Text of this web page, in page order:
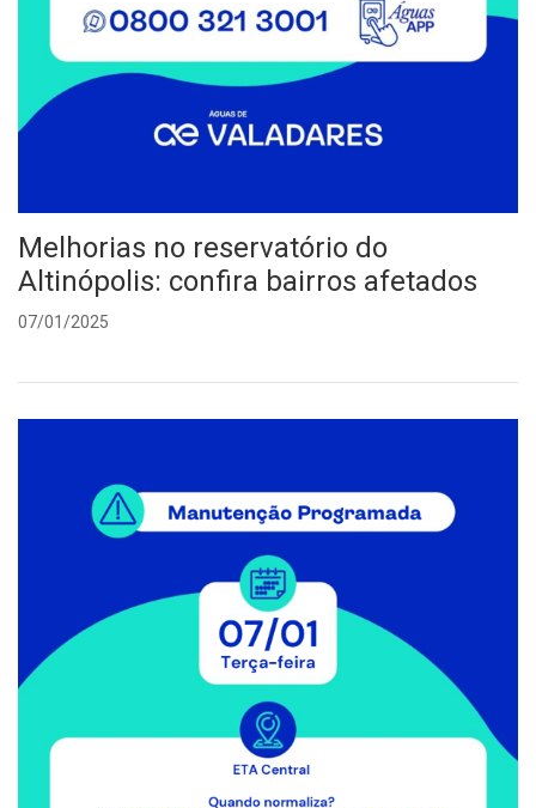
Melhorias no reservatório do
Altinópolis: confira bairros afetados
07/01/2025